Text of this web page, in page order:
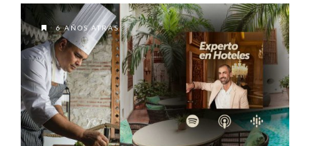
6 AÑOS ATRÁS